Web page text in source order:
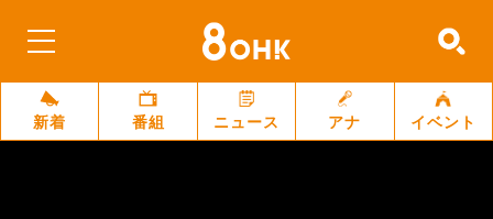
新着 番組 ニュース アナ イベント